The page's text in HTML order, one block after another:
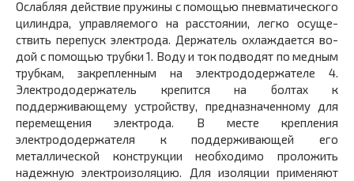
Ослабляя действие пружины с помощью пневматическо­го
цилиндра, управляемого на расстоянии, легко осуще­
ствить перепуск электрода. Держатель охлаждается во­
дой с помощью трубки 1. Воду и ток подводят по медным
трубкам, закрепленным на электрододержателе 4.
Электрододержатель крепится на болтах к
поддерживающе­му устройству, предназначенному для
перемещения элек­трода. В месте крепления
электрододержателя к поддер­живающей его
металлической конструкции необходимо проложить
надежную электроизоляцию. Для изоляции применяют